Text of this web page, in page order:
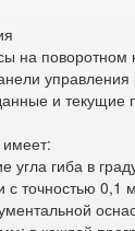
на
и текущие
угла гиба в
с точностью 0,1